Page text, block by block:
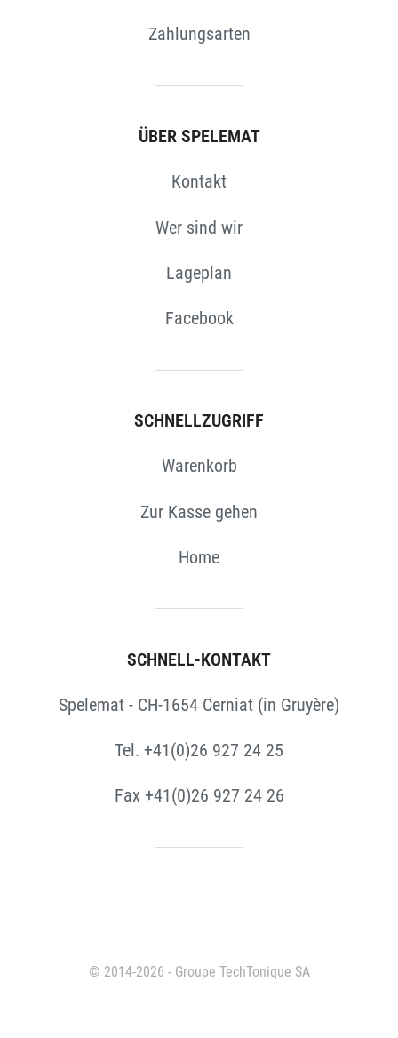
Zahlungsarten
ÜBER SPELEMAT
Kontakt
Wer sind wir
Lageplan
Facebook
SCHNELLZUGRIFF
Warenkorb
Zur Kasse gehen
Home
SCHNELL-KONTAKT
Spelemat - CH-1654 Cerniat (in Gruyère)
Tel. +41(0)26 927 24 25
Fax +41(0)26 927 24 26
© 2014-2026 - Groupe TechTonique SA